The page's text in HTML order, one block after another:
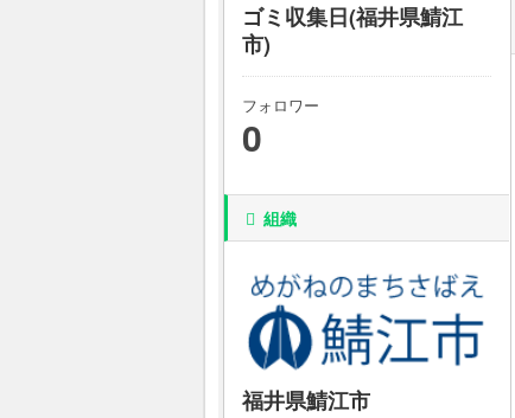
ゴミ収集日(福井県鯖江
市)
フォロワー
0
組織
福井県鯖江市